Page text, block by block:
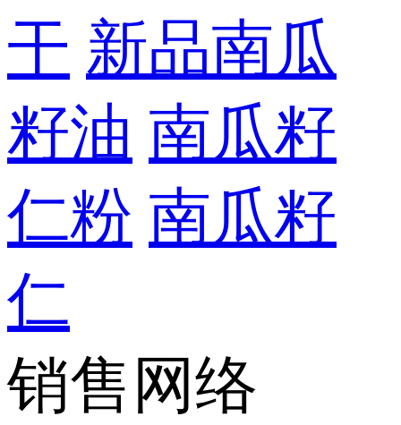
干 新品南瓜
籽油 南瓜籽
仁粉 南瓜籽
仁
销售网络